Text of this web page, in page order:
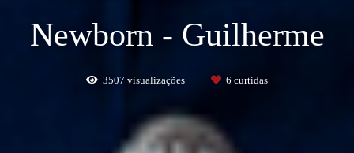
Newborn - Guilherme
3507 visualizações 6 curtidas